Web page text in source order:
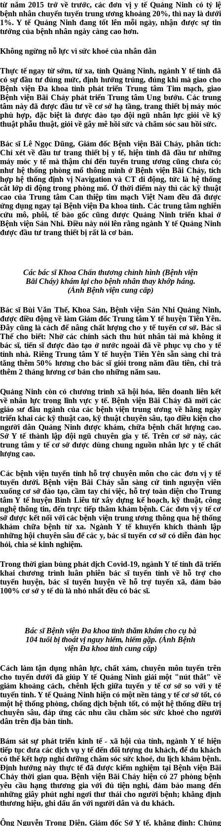
từ năm 2015 trở về trước, các đơn vị y tế Quảng Ninh có tỷ lệ
bệnh nhân chuyển tuyến trung ương khoảng 20%, thì nay là dưới
1%. Y tế Quảng Ninh đang tốt lên mỗi ngày, nhận được sự tin
tưởng của bệnh nhân ngày càng cao hơn.
Không ngừng nỗ lực vì sức khoẻ của nhân dân
Thực tế ngay từ sớm, từ xa, tỉnh Quảng Ninh, ngành Y tế tỉnh đã
có sự đầu tư đúng mức, định hướng trúng, đúng khi mà giao cho
Bệnh viện Đa khoa tỉnh phát triển Trung tâm Tim mạch, giao
Bệnh viện Bãi Cháy phát triển Trung tâm Ung bướu. Các trung
tâm này đã được đầu tư về cơ sở hạ tầng, trang thiết bị máy móc
phù hợp, đặc biệt là được đào tạo đội ngũ nhân lực giỏi về kỹ
thuật phẫu thuật, giỏi về gây mê hồi sức và chăm sóc sau hồi sức.
Bác sĩ Lê Ngọc Dũng, Giám đốc Bệnh viện Bãi Cháy, phân tích:
Chỉ xét về đầu tư trang thiết bị y tế, hiện tỉnh đã đầu tư những
máy móc y tế mà thậm chí đến tuyến trung ương cũng chưa có;
như hệ thống phòng mổ thông minh ở Bệnh viện Bãi Cháy, tích
hợp hệ thống định vị Navigation và CT di động, tức là hệ thống
cắt lớp di động trong phòng mổ. Ở thời điểm này thì các kỹ thuật
cao của Trung tâm Can thiệp tim mạch Việt Nam đều đã được
ứng dụng ngay tại Bệnh viện Đa khoa tỉnh. Các trung tâm nghiên
cứu mô, phôi, tế bào gốc cũng được Quảng Ninh triển khai ở
Bệnh viện Sản Nhi. Điều này nói lên rằng ngành Y tế Quảng Ninh
được đầu tư trang thiết bị rất là cơ bản.
Các bác sĩ Khoa Chấn thương chỉnh hình (Bệnh viện
Bãi Cháy) khám lại cho bệnh nhân thay khớp háng.
(Ảnh Bệnh viện cung cấp)
Bác sĩ Bùi Văn Thế, Khoa Sản, Bệnh viện Sản Nhi Quảng Ninh,
được điều động về làm Giám đốc Trung tâm Y tế huyện Tiên Yên.
Đây cũng là cách để nâng chất lượng cho y tế tuyến cơ sở. Bác sĩ
Thế cho biết: Nhờ các chính sách thu hút nhân tài mà không ít
bác sĩ, tiến sĩ được đào tạo ở nước ngoài đã về phục vụ cho y tế
tỉnh nhà. Riêng Trung tâm Y tế huyện Tiên Yên sẵn sàng chi trả
tăng thêm 50% lương cho bác sĩ giỏi trong năm đầu tiên, chi trả
thêm 2 tháng lương cơ bản cho những năm sau.
Quảng Ninh còn có chương trình xã hội hóa, liên doanh liên kết
về nhân lực trong lĩnh vực y tế. Bệnh viện Bãi Cháy đã mời các
giáo sư đầu ngành của các bệnh viện trung ương về hằng ngày
triển khai các kỹ thuật cao, kỹ thuật chuyên sâu, tạo điều kiện cho
người dân Quảng Ninh được khám, chữa bệnh chất lượng cao.
Sở Y tế thành lập đội ngũ chuyên gia y tế. Trên cơ sở này, các
trung tâm y tế cơ sở được dùng chung nguồn nhân lực y tế chất
lượng cao.
Các bệnh viện tuyến tỉnh hỗ trợ chuyên môn cho các đơn vị y tế
tuyến dưới. Bệnh viện Bãi Cháy sẵn sàng cử tình nguyện viên
xuống cơ sở đào tạo, cầm tay chỉ việc, hỗ trợ toàn diện cho Trung
tâm Y tế huyện Bình Liêu từ xây dựng kế hoạch, kỹ thuật, công
nghệ thông tin, đến trực tiếp thăm khám bệnh. Các đơn vị y tế cơ
sở được kết nối với các bệnh viện trung ương thông qua hệ thống
khám chữa bệnh từ xa. Ngành Y tế khuyến khích thành lập
những hội chuyên sâu để các y, bác sĩ tuyến cơ sở có diễn đàn học
hỏi, chia sẻ kinh nghiệm.
Trong thời gian bùng phát dịch Covid-19, ngành Y tế tỉnh đã triển
khai chương trình luân phiên bác sĩ tuyến tỉnh về hỗ trợ cho
tuyến huyện, bác sĩ tuyến huyện về hỗ trợ tuyến xã, đảm bảo
100% cơ sở y tế dù là nhỏ nhất đều có bác sĩ.
Bác sĩ Bệnh viện Đa khoa tỉnh thăm khám cho cụ bà
104 tuổi bị thoát vị nguy hiểm, hiếm gặp. (Ảnh Bệnh
viện Đa khoa tỉnh cung cấp)
Cách làm tận dụng nhân lực, chất xám, chuyên môn tuyến trên
cho tuyến dưới đã giúp Y tế Quảng Ninh giải một "nút thắt" về
giảm khoảng cách, chênh lệch giữa tuyến y tế cơ sở so với y tế
tuyến tỉnh. Y tế Quảng Ninh hiện có một nền tảng y tế cơ sở tốt, có
một hệ thống phòng, chống dịch bệnh tốt, có một hệ thống điều trị
chuyên sâu, đáp ứng các nhu cầu chăm sóc sức khoẻ cho người
dân trên địa bàn tỉnh.
Bám sát sự phát triển kinh tế - xã hội của tỉnh, ngành Y tế hiện
tiếp tục đưa các dịch vụ y tế đến đối tượng du khách, để du khách
có thể kết hợp nghỉ dưỡng chăm sóc sức khoẻ, du lịch khám bệnh.
Định hướng này thực tế đã được kiểm nghiệm tại Bệnh viện Bãi
Cháy thời gian qua. Bệnh viện Bãi Cháy hiện có 27 phòng bệnh
yêu cầu hạng thương gia với đủ tiện nghi, đảm bảo mang đến
những giây phút nghỉ ngơi thư thái cho người bệnh; khẳng định
thương hiệu, ghi dấu ấn với người dân và du khách.
Ông Nguyễn Trọng Diện, Giám đốc Sở Y tế, khẳng định: Chúng